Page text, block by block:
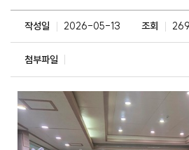
작성일 2026-05-13 조회 269
첨부파일